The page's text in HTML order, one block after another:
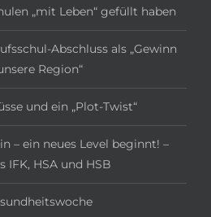
„mit Leben“ gefüllt haben
Abschluss als „Gewinn
Region“
und ein „Plot-Twist“
– ein neues Level beginnt! –
IFK, HSA und HSB